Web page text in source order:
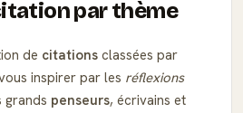
par thème
de citations classées par
inspirer par les réflexions
penseurs, écrivains et